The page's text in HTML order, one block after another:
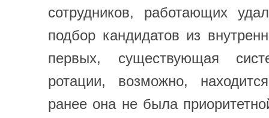
сотрудников, работающих
подбор кандидатов из
первых, существующая
ротации, возможно,
ранее она не была